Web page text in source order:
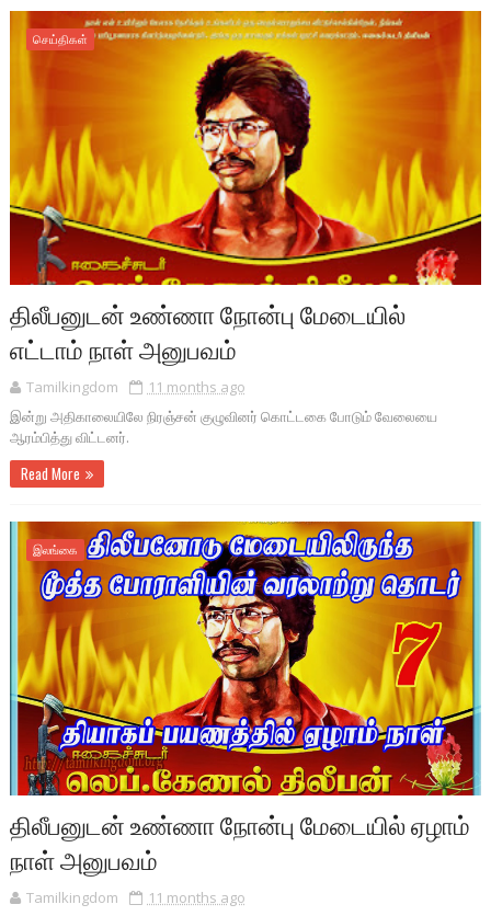
செய்திகள்
திலீபனுடன் உண்ணா நோன்பு மேடையில்
எட்டாம் நாள் அனுபவம்
Tamilkingdom
11 months ago
இன்று அதிகாலையிலே நிரஞ்சன் குழுவினர் கொட்டகை போடும் வேலையை
ஆரம்பித்து விட்டனர்.
Read More
இலங்கை
திலீபனுடன் உண்ணா நோன்பு மேடையில் ஏழாம்
நாள் அனுபவம்
Tamilkingdom
11 months ago